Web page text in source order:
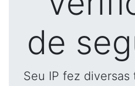
de
Seu IP fez